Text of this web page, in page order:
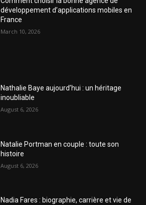
développement d’applications mobiles en
France
March 10, 2026
Nathalie Baye aujourd’hui : un héritage
inoubliable
August 6, 2026
Natalie Portman en couple : toute son
histoire
August 6, 2026
Nadia Fares : biographie, carrière et vie de